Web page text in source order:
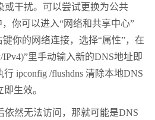
或干扰。可以尝试更换为公共
你可以进入“网络和共享中心”
你的网络连接，选择“属性”，在
IPv4)”里手动输入新的DNS地址即
ipconfig /flushdns 清除本地DNS
生效。
然无法访问，那就可能是DNS